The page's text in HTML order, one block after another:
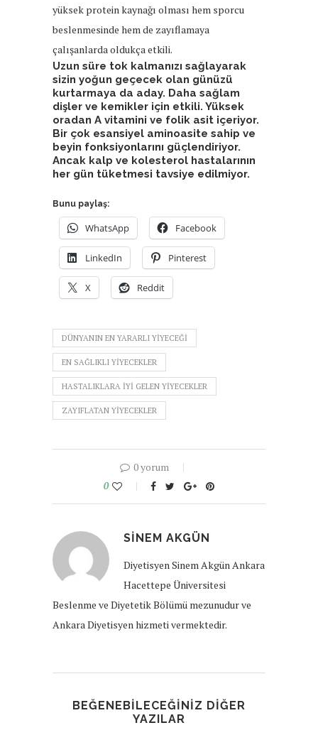
yüksek protein kaynağı olması hem sporcu
beslenmesinde hem de zayıflamaya
çalışanlarda oldukça etkili.
Uzun süre tok kalmanızı sağlayarak
sizin yoğun geçecek olan günüzü
kurtarmaya da aday. Daha sağlam
dişler ve kemikler için etkili. Yüksek
oradan A vitamini ve folik asit içeriyor.
Bir çok esansiyel aminoasite sahip ve
beyin fonksiyonlarını güçlendiriyor.
Ancak kalp ve kolesterol hastalarının
her gün tüketmesi tavsiye edilmiyor.
Bunu paylaş:
WhatsApp Facebook
LinkedIn Pinterest
X Reddit
DÜNYANIN EN YARARLI YIYECEĞI
EN SAĞLIKLI YIYECEKLER
HASTALIKLARA IYI GELEN YIYECEKLER
ZAYIFLATAN YIYECEKLER
0 yorum
0
SINEM AKGÜN
Diyetisyen Sinem Akgün Ankara
Hacettepe Üniversitesi
Beslenme ve Diyetetik Bölümü mezunudur ve
Ankara Diyetisyen hizmeti vermektedir.
BEĞENEBILECEĞINIZ DIĞER
YAZILAR